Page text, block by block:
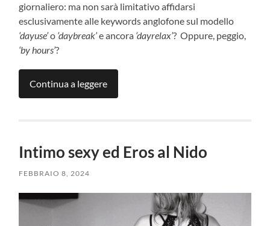
giornaliero: ma non sarà limitativo affidarsi
esclusivamente alle keywords anglofone sul modello
‘dayuse’o ‘daybreak’e ancora ‘dayrelax’? Oppure, peggio,
‘by hours’?
Continua a leggere
Intimo sexy ed Eros al Nido
FEBBRAIO 8, 2024